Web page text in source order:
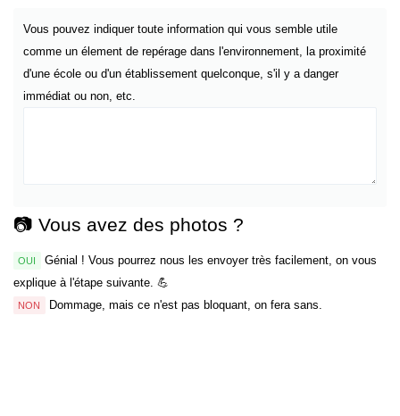
Vous pouvez indiquer toute information qui vous semble utile
comme un élement de repérage dans l'environnement, la proximité
d'une école ou d'un établissement quelconque, s'il y a danger
immédiat ou non, etc.
📷 Vous avez des photos ?
OUI
Génial ! Vous pourrez nous les envoyer très facilement, on vous
explique à l'étape suivante. 💪
NON Dommage, mais ce n'est pas bloquant, on fera sans.